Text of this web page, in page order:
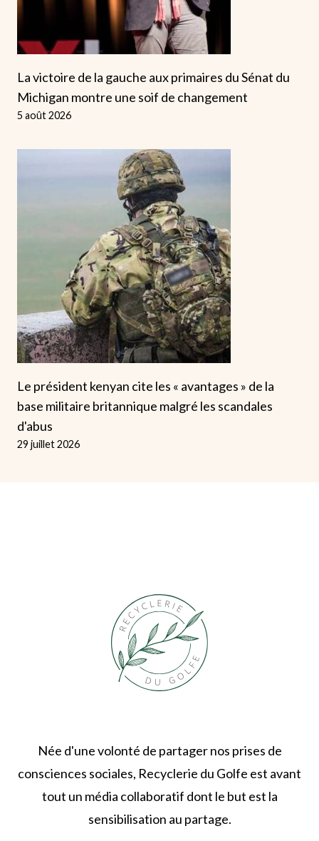
La victoire de la gauche aux primaires du Sénat du
Michigan montre une soif de changement
5 août 2026
Le président kenyan cite les « avantages » de la
base militaire britannique malgré les scandales
d'abus
29 juillet 2026
Née d'une volonté de partager nos prises de
consciences sociales, Recyclerie du Golfe est avant
tout un média collaboratif dont le but est la
sensibilisation au partage.